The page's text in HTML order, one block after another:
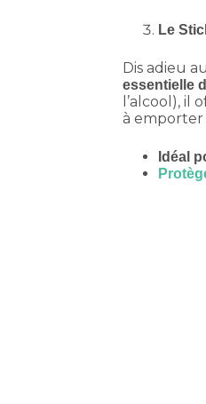
Le
Dis adieu
essentielle
l’alcool), il
à
Idéal